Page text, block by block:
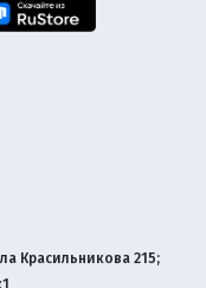
Красильникова 215;